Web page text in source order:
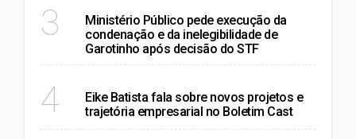
3
Ministério Público pede execução da
condenação e da inelegibilidade de
Garotinho após decisão do STF
4
Eike Batista fala sobre novos projetos e
trajetória empresarial no Boletim Cast